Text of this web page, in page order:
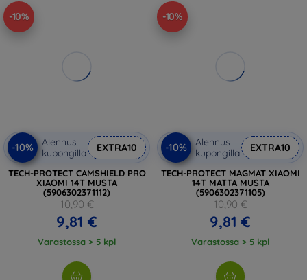
-10%
-10%
Alennus
kupongilla
EXTRA10
TECH-PROTECT CAMSHIELD PRO
XIAOMI 14T MUSTA
(5906302371112)
10,90 €
9,81 €
Varastossa > 5 kpl
-10%
-10%
Alennus
kupongilla
EXTRA10
TECH-PROTECT MAGMAT XIAOMI
14T MATTA MUSTA
(5906302371105)
10,90 €
9,81 €
Varastossa > 5 kpl